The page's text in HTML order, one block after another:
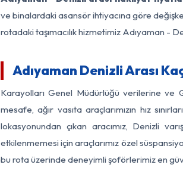
ve binalardaki asansör ihtiyacına göre
rotadaki taşımacılık hizmetimiz Adıyaman -
Adıyaman Denizli Arası
Karayolları Genel Müdürlüğü verilerine ve
mesafe, ağır vasıta araçlarımızın hız
lokasyonundan çıkan aracımız, Denizli
etkilenmemesi için araçlarımız özel
bu rota üzerinde deneyimli şoförlerimiz en